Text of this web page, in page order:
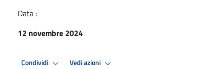
Data :
12 novembre 2024
Condividi Vedi azioni